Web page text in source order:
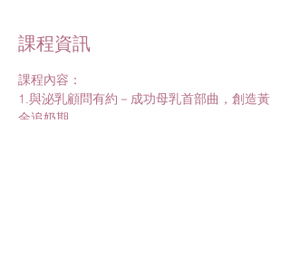
課程資訊
課程內容：
1.與泌乳顧問有約－成功母乳首部曲，創造黃
金追奶期